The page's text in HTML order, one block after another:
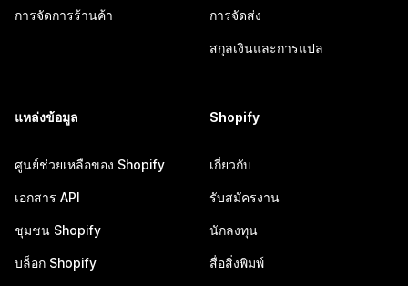
การจัดการร้านค้า การจัดส่ง
สกุลเงินและการแปล
แหล่งข้อมูล
ศูนย์ช่วยเหลือของ Shopify
เอกสาร API
ชุมชน Shopify
บล็อก Shopify
Shopify
เกี่ยวกับ
รับสมัครงาน
นักลงทุน
สื่อสิ่งพิมพ์